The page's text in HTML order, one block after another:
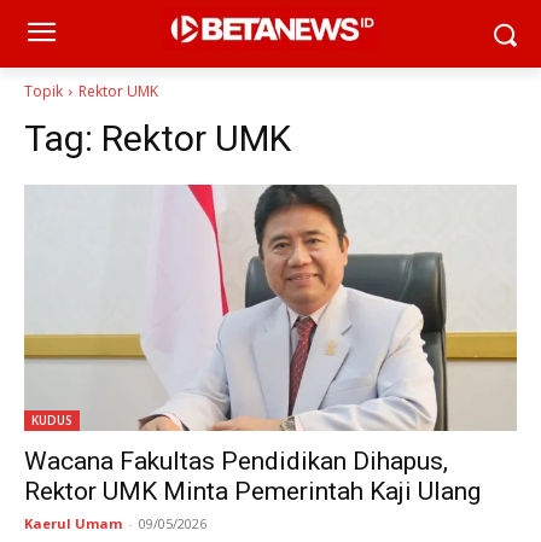
Topik Rektor UMK
Tag: Rektor UMK
KUDUS
Wacana Fakultas Pendidikan Dihapus,
Rektor UMK Minta Pemerintah Kaji Ulang
Kaerul Umam - 09/05/2026